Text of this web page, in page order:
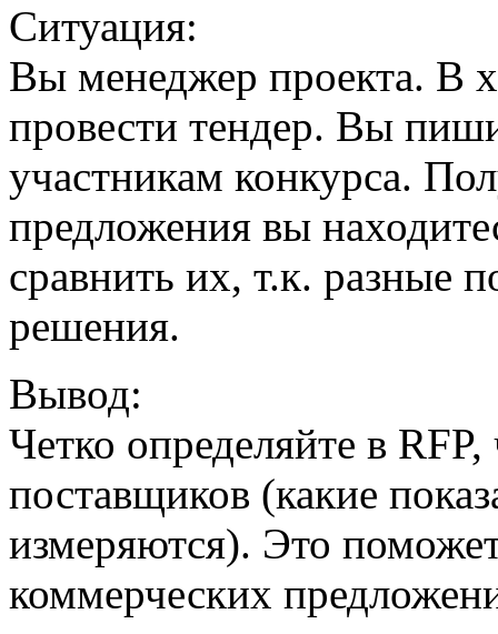
Ситуация:
Вы менеджер проекта. В
провести тендер. Вы
участникам конкурса.
предложения вы
сравнить их, т.к. разные
решения.
Вывод:
Четко определяйте в
поставщиков (какие
измеряются). Это
коммерческих